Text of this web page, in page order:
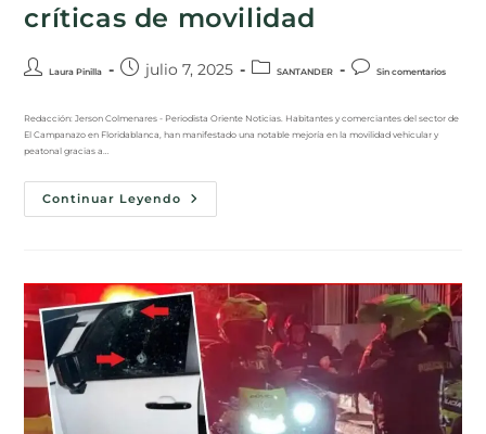
críticas de movilidad
Laura Pinilla julio 7, 2025 SANTANDER Sin comentarios
Redacción: Jerson Colmenares - Periodista Oriente Noticias. Habitantes y comerciantes del sector de
El Campanazo en Floridablanca, han manifestado una notable mejoría en la movilidad vehicular y
peatonal gracias a…
Continuar Leyendo